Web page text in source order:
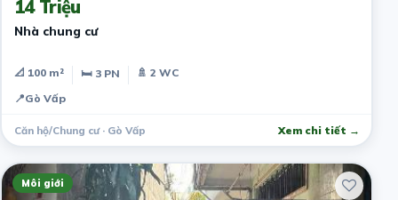
14 Triệu
Nhà chung cư
📐 100 m² 🛏 3 PN
🚿 2 WC
📍Gò Vấp
Căn hộ/Chung cư · Gò Vấp Xem chi tiết →
Môi giới